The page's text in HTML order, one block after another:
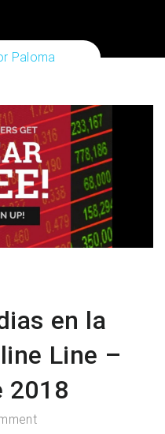
Paloma
en la
Line –
2018